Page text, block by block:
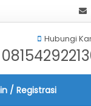
Hubungi
/ Registrasi